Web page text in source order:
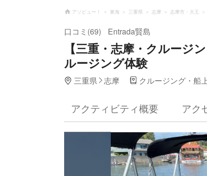
アソビュー！ 東海 三重県 志摩 志摩市・大王
口コミ(69) Entrada賢島
【三重・志摩・クルージ
ルージング体験
三重県 志摩 クルージング・船
アクティビティ概要 アク